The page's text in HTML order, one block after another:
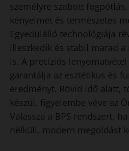
személyre szabott
kényelmet és természetes
Egyedülálló technológiája
illeszkedik és stabil marad
is. A precíziós
garantálja az esztétikus és
eredményt. Rövid idő alatt,
készül, figyelembe véve az
Válassza a BPS rendszert,
nélküli, modern megoldást